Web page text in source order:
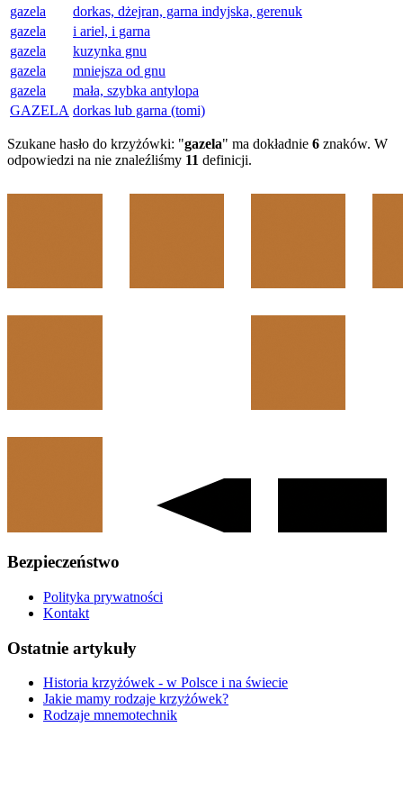
gazela
dorkas, dżejran, garna indyjska, gerenuk
gazela
i ariel, i garna
gazela
kuzynka gnu
gazela
mniejsza od gnu
gazela
mała, szybka antylopa
GAZELA dorkas lub garna (tomi)
Szukane hasło do krzyżówki: "gazela" ma dokładnie 6 znaków. W
odpowiedzi na nie znaleźliśmy 11 definicji.
Bezpieczeństwo
Polityka prywatności
Kontakt
Ostatnie artykuły
Historia krzyżówek - w Polsce i na świecie
Jakie mamy rodzaje krzyżówek?
Rodzaje mnemotechnik